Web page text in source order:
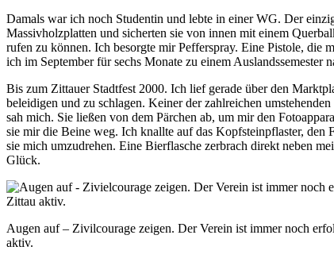
Damals war ich noch Studentin und lebte in einer WG. Der
Massivholzplatten und sicherten sie von innen mit einem
rufen zu können. Ich besorgte mir Pefferspray. Eine Pistole, die
ich im September für sechs Monate zu einem
Bis zum Zittauer Stadtfest 2000. Ich lief gerade über den
beleidigen und zu schlagen. Keiner der zahlreichen
sah mich. Sie ließen von dem Pärchen ab, um mir den
sie mir die Beine weg. Ich knallte auf das Kopfsteinpflaster, den
sie mich umzudrehen. Eine Bierflasche zerbrach direkt neben
Glück.
Augen auf – Zivilcourage zeigen. Der Verein ist immer noch
aktiv.